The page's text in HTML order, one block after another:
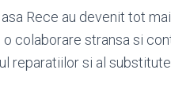
Rece au devenit tot
colaborare stransa si
reparatiilor si al